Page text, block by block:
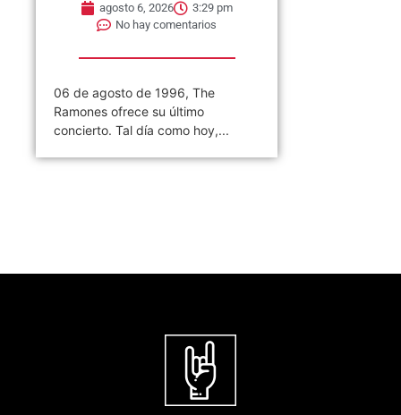
agosto 6, 2026
3:29 pm
No hay comentarios
06 de agosto de 1996, The
Ramones ofrece su último
concierto. Tal día como hoy,...